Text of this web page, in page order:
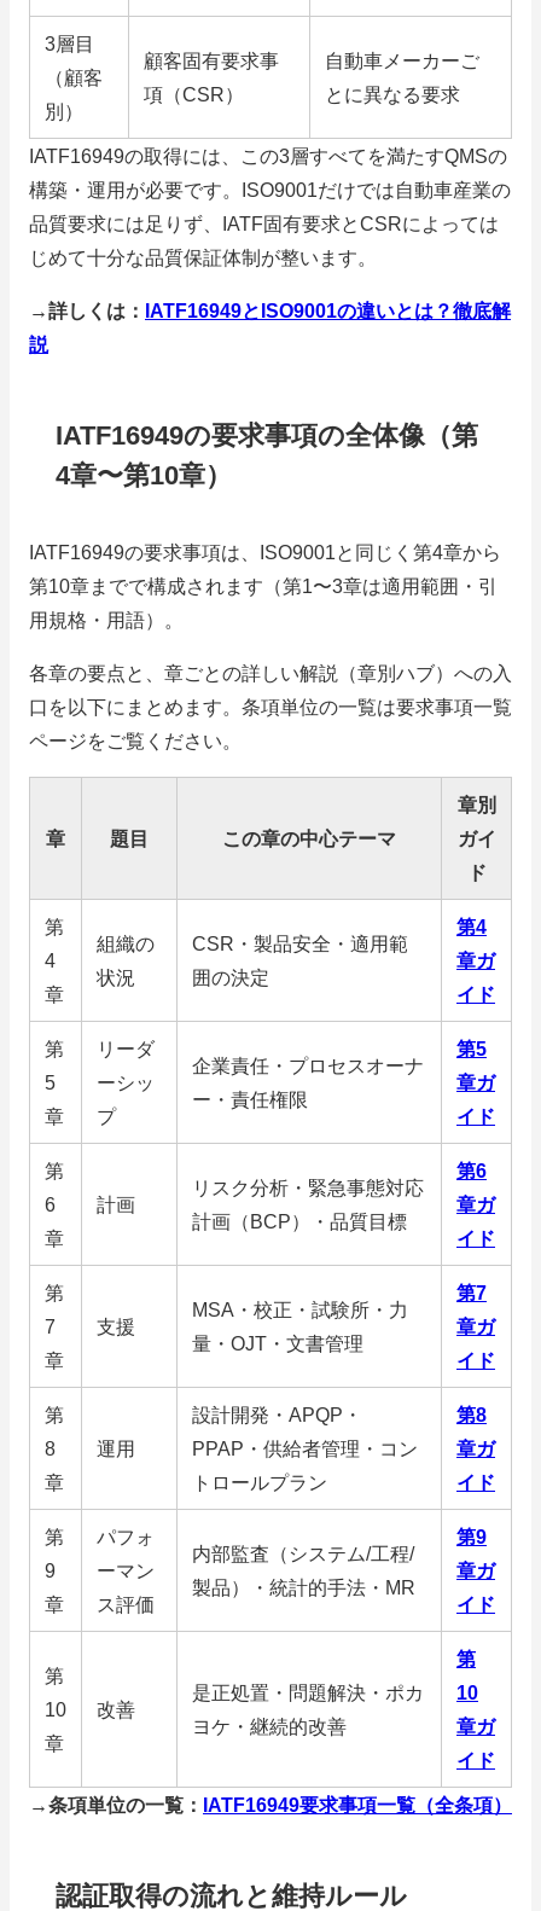
3層目
（顧客
別）
顧客固有要求事
項（CSR）
自動車メーカーご
とに異なる要求
IATF16949の取得には、この3層すべてを満たすQMSの
構築・運用が必要です。ISO9001だけでは自動車産業の
品質要求には足りず、IATF固有要求とCSRによっては
じめて十分な品質保証体制が整います。
→詳しくは：
IATF16949とISO9001の違いとは？徹底解
説
IATF16949の要求事項の全体像（第
4章〜第10章）
IATF16949の要求事項は、ISO9001と同じく第4章から
第10章までで構成されます（第1〜3章は適用範囲・引
用規格・用語）。
各章の要点と、章ごとの詳しい解説（章別ハブ）への入
口を以下にまとめます。条項単位の一覧は要求事項一覧
ページをご覧ください。
章 題目 この章の中心テーマ
章別
ガイ
ド
第
4
章
組織の
状況
CSR・製品安全・適用範
囲の決定
第4
章ガ
イド
第
5
章
リーダ
ーシッ
プ
企業責任・プロセスオーナ
ー・責任権限
第5
章ガ
イド
第
6
章
計画
リスク分析・緊急事態対応
計画（BCP）・品質目標
第6
章ガ
イド
第
7
章
支援
MSA・校正・試験所・力
量・OJT・文書管理
第7
章ガ
イド
第
8
章
運用
設計開発・APQP・
PPAP・供給者管理・コン
トロールプラン
第8
章ガ
イド
第
9
章
パフォ
ーマン
ス評価
内部監査（システム/工程/
製品）・統計的手法・MR
第9
章ガ
イド
第
10
章
改善
是正処置・問題解決・ポカ
ヨケ・継続的改善
第
10
章ガ
イド
→条項単位の一覧： IATF16949要求事項一覧（全条項）
認証取得の流れと維持ルール